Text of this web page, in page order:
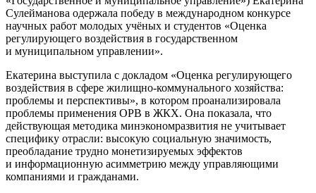
Сулейманова одержала победу в международном конкурсе
научных работ молодых учёных и студентов «Оценка
регулирующего воздействия в государственном
и муниципальном управлении».
Екатерина выступила с докладом «Оценка регулирующего
воздействия в сфере жилищно-коммунального хозяйства:
проблемы и перспективы», в котором проанализировала
проблемы применения ОРВ в ЖКХ. Она показала, что
действующая методика минэкономразвития не учитывает
специфику отрасли: высокую социальную значимость,
преобладание трудно монетизируемых эффектов
и информационную асимметрию между управляющими
компаниями и гражданами.